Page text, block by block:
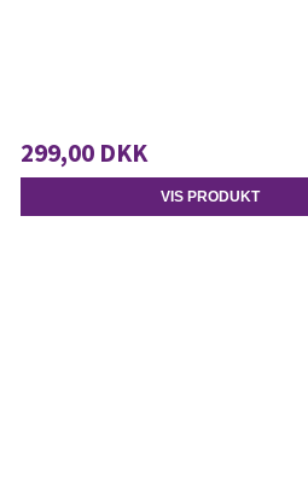
299,00 DKK
VIS PRODUKT